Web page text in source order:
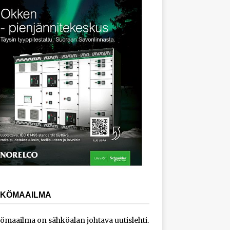
on sähköalan johtava uutislehti.